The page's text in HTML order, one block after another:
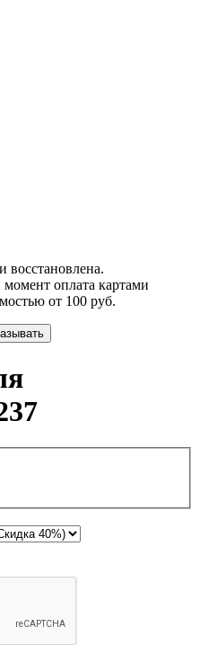
восстановлена.
оплата картами
от 100 руб.